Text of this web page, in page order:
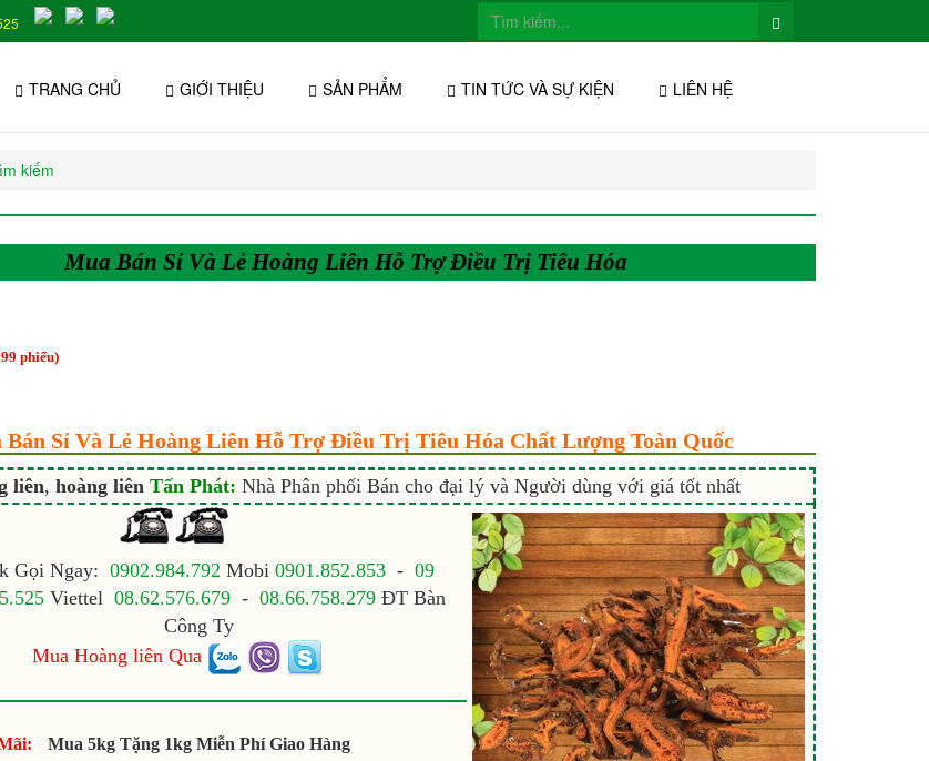
TRANG CHỦ GIỚI THIỆU SẢN PHẨM TIN TỨC VÀ SỰ KIỆN LIÊN HỆ
kiếm
Mua Bán Sỉ Và Lẻ Hoàng Liên Hỗ Trợ Điều Trị Tiêu Hóa
phiếu)
Bán Sỉ Và Lẻ Hoàng Liên Hỗ Trợ Điều Trị Tiêu Hóa Chất Lượng Toàn Quốc
liên, hoàng liên Tấn Phát: Nhà Phân phối Bán cho đại lý và Người dùng với giá tốt nhất
Gọi Ngay: 0902.984.792 Mobi 0901.852.853- 09
Viettel 08.62.576.679- 08.66.758.279ĐT Bàn
Công Ty
Mua Hoàng liên Qua
Mua 5kg Tặng 1kg Miễn Phí Giao Hàng